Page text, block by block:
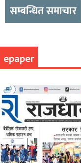
सम्बन्धित समाचार
epaper